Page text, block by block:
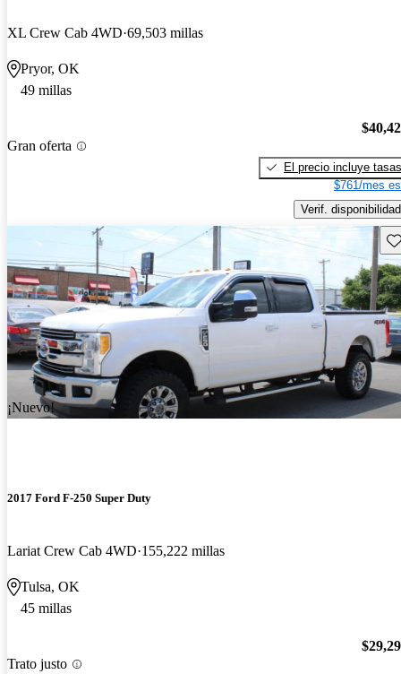
XL Crew Cab 4WD 69,503 millas
Pryor, OK
49 millas
Gran oferta
El precio incluye tasas
$761/mes
Verif. disponibilidad
¡Nuevo!
2017 Ford F-250 Super Duty
Lariat Crew Cab 4WD 155,222 millas
Tulsa, OK
45 millas
Trato justo